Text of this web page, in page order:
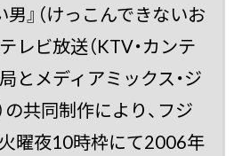
男』（けっこんできないお
レビ放送（KTV・カンテ
とメディアミックス・ジ
の共同制作により、 フジ
火曜夜10時枠にて2006年